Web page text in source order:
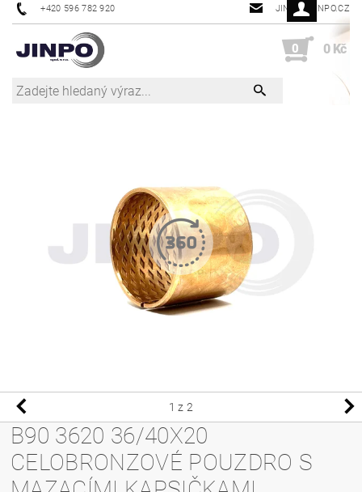
+420 596 782 920 JINPO@JINPO.CZ
0 0 Kč
1 z 2
B90 3620 36/40X20
CELOBRONZOVÉ POUZDRO S